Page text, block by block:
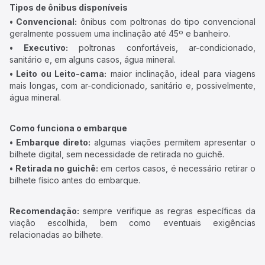
Tipos de ônibus disponíveis
• Convencional: ônibus com poltronas do tipo convencional
geralmente possuem uma inclinação até 45º e banheiro.
• Executivo: poltronas confortáveis, ar-condicionado,
sanitário e, em alguns casos, água mineral.
• Leito ou Leito-cama: maior inclinação, ideal para viagens
mais longas, com ar-condicionado, sanitário e, possivelmente,
água mineral.
Como funciona o embarque
• Embarque direto: algumas viações permitem apresentar o
bilhete digital, sem necessidade de retirada no guichê.
• Retirada no guichê: em certos casos, é necessário retirar o
bilhete físico antes do embarque.
Recomendação: sempre verifique as regras específicas da
viação escolhida, bem como eventuais exigências
relacionadas ao bilhete.